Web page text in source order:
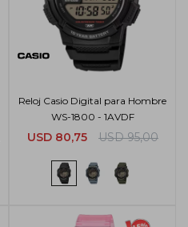
Reloj Casio Digital para Hombre
WS-1800 - 1AVDF
USD 80,75 USD 95,00